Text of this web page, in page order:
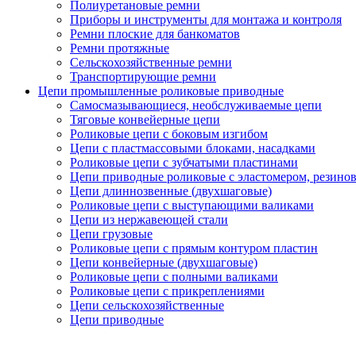
Полиуретановые ремни
Приборы и инструменты для монтажа и контроля
Ремни плоские для банкоматов
Ремни протяжные
Сельскохозяйственные ремни
Транспортирующие ремни
Цепи промышленные роликовые приводные
Самосмазывающиеся, необслуживаемые цепи
Тяговые конвейерные цепи
Роликовые цепи с боковым изгибом
Цепи с пластмассовыми блоками, насадками
Роликовые цепи с зубчатыми пластинами
Цепи приводные роликовые с эластомером,
Цепи длиннозвенные (двухшаговые)
Роликовые цепи с выступающими валиками
Цепи из нержавеющей стали
Цепи грузовые
Роликовые цепи с прямым контуром пластин
Цепи конвейерные (двухшаговые)
Роликовые цепи с полными валиками
Роликовые цепи с прикреплениями
Цепи сельскохозяйственные
Цепи приводные